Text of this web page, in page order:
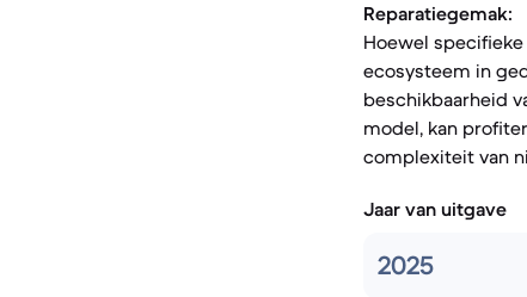
Reparatiegemak:
Hoewel
ecosysteem in
beschikbaarheid
model, kan
complexiteit van
Jaar van uitgave
2025